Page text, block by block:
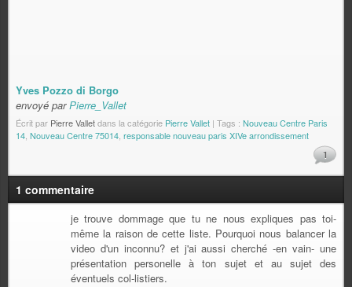
Yves Pozzo di Borgo
envoyé parPierre_Vallet
Écrit par Pierre Valletdans la catégorie Pierre Vallet | Tags : Nouveau Centre Paris
14 Nouveau Centre 75014 responsable nouveau paris XIVe arrondissement
1
1 commentaire
je trouve dommage que tu ne nous expliques pas toi-
même la raison de cette liste. Pourquoi nous balancer la
video d'un inconnu? et j'ai aussi cherché -en vain- une
présentation personelle à ton sujet et au sujet des
éventuels col-listiers.